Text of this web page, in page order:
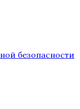
безопасности